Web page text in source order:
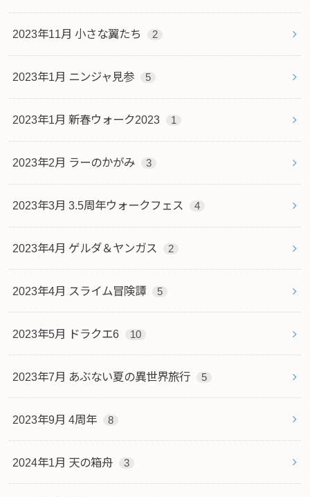
2023年11月 小さな翼たち 2
2023年1月 ニンジャ見参 5
2023年1月 新春ウォーク2023 1
2023年2月 ラーのかがみ 3
2023年3月 3.5周年ウォークフェス 4
2023年4月 ゲルダ＆ヤンガス 2
2023年4月 スライム冒険譚 5
2023年5月 ドラクエ6 10
2023年7月 あぶない夏の異世界旅行 5
2023年9月 4周年 8
2024年1月 天の箱舟 3